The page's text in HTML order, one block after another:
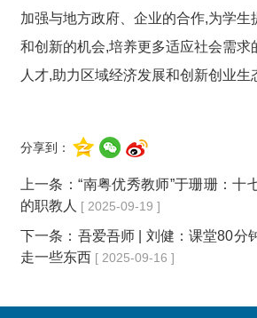
加强与地方政府、企业的合作,为学生
和创新的机会,培养更多适应社会需求
人才,助力区域经济发展和创新创业生
分享到：
上一条：“南粤优秀教师”于珊珊：十
的职教人 [ 2025-09-19 ]
下一条： 吾爱吾师 | 刘健：课堂80分
走一些东西 [ 2025-09-16 ]